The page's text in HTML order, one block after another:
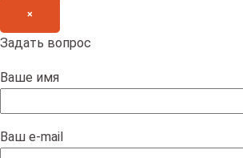
×
Задать вопрос
Ваше имя
Ваш e-mail